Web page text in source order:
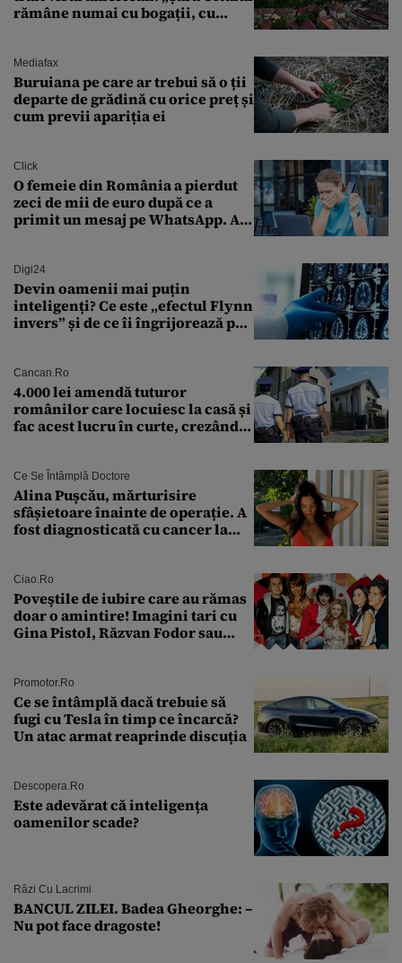
rămâne numai cu bogații, cu
Mediafax
Buruiana pe care ar trebui să o ții
departe de grădină cu orice preț și
cum previi apariția ei
Click
O femeie din România a pierdut
zeci de mii de euro după ce a
primit un mesaj pe WhatsApp. A
Digi24
Devin oamenii mai puțin
inteligenți? Ce este „efectul Flynn
invers” și de ce îi îngrijorează pe
Cancan.ro
4.000 lei amendă tuturor
românilor care locuiesc la casă și
fac acest lucru în curte, crezând
Ce Se Întâmplă Doctore
Alina Pușcău, mărturisire
sfâșietoare înainte de operație. A
fost diagnosticată cu cancer la
îmi salvez viața”
Ciao.ro
Poveştile de iubire care au rămas
doar o amintire! Imagini tari cu
Gina Pistol, Răzvan Fodor sau
Promotor.ro
Ce se întâmplă dacă trebuie să
fugi cu Tesla în timp ce încarcă?
Un atac armat reaprinde discuția
Descopera.ro
Este adevărat că inteligența
oamenilor scade?
Râzi Cu Lacrimi
BANCUL ZILEI. Badea Gheorghe: –
Nu pot face dragoste!